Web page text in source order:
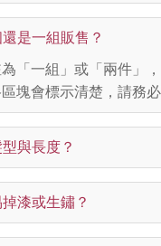
是一組販售？
「一組」或「兩件」
塊會標示清楚，請務必
與長度？
漆或生鏽？